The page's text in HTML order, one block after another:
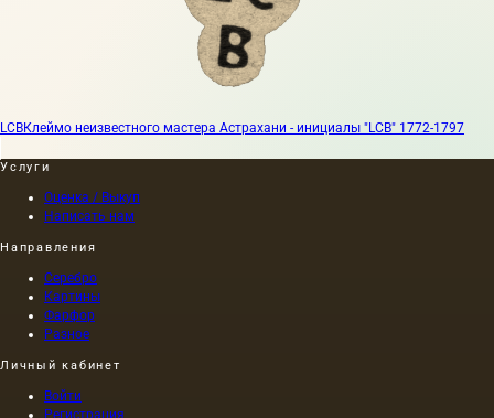
LCBКлеймо неизвестного мастера Астрахани - инициалы "LCB" 1772-1797
Услуги
Оценка / Выкуп
Написать нам
Направления
Серебро
Картины
Фарфор
Разное
Личный кабинет
Войти
Регистрация